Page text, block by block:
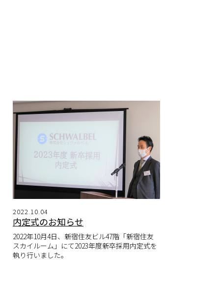
2022.10.04
内定式のお知らせ
2022年10月4日、新宿住友ビル47階「新宿住友
スカイルーム」にて2023年度新卒採用内定式を
執り行いました。